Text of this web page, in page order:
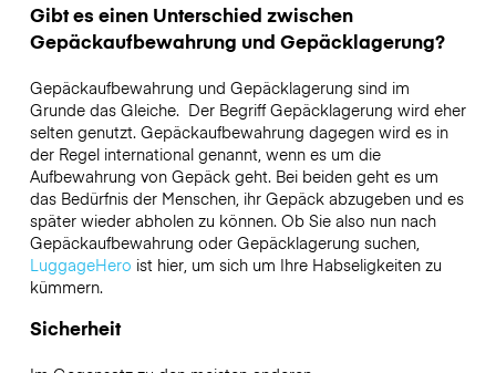
Gibt es einen Unterschied zwischen
Gepäckaufbewahrung und Gepäcklagerung?
Gepäckaufbewahrung und Gepäcklagerung sind im
Grunde das Gleiche. Der Begriff Gepäcklagerung wird eher
selten genutzt. Gepäckaufbewahrung dagegen wird es in
der Regel international genannt, wenn es um die
Aufbewahrung von Gepäck geht. Bei beiden geht es um
das Bedürfnis der Menschen, ihr Gepäck abzugeben und es
später wieder abholen zu können. Ob Sie also nun nach
Gepäckaufbewahrung oder Gepäcklagerung suchen,
LuggageHero ist hier, um sich um Ihre Habseligkeiten zu
kümmern.
Sicherheit